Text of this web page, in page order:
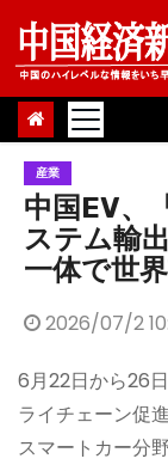
Skip
content
産業
中国EV、
ステム輸
一体で世
2026/07/2
6月22日から26
ライチェーン促
スマートカー分